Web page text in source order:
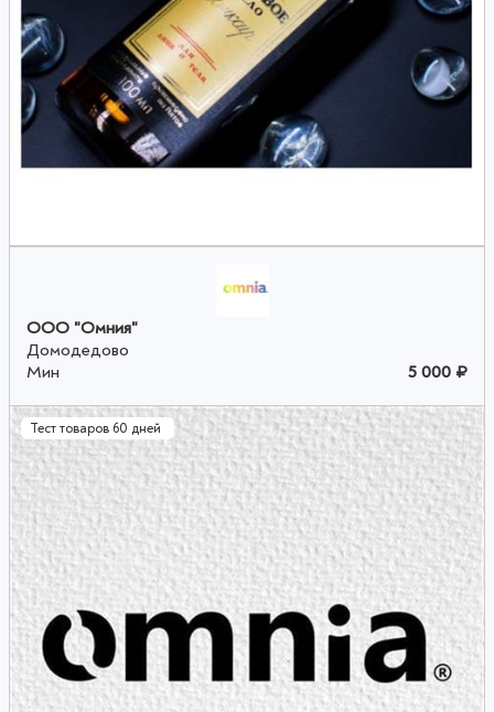
ООО "Омния"
Домодедово
Мин
5 000 ₽
Тест товаров 60 дней